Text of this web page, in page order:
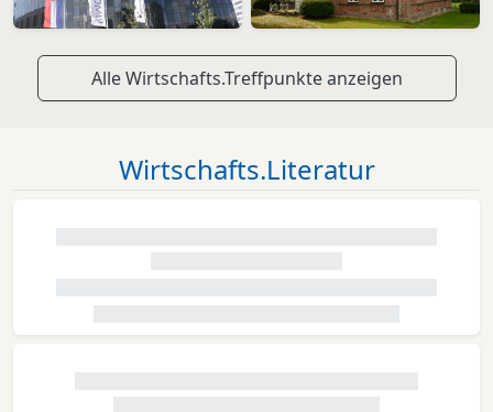
Alle Wirtschafts.Treffpunkte anzeigen
Wirtschafts.Literatur